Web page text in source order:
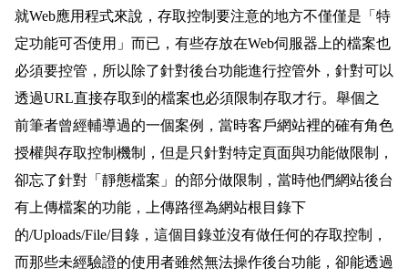
就Web應用程式來說，存取控制要注意的地方不僅僅是「特
定功能可否使用」而已，有些存放在Web伺服器上的檔案也
必須要控管，所以除了針對後台功能進行控管外，針對可以
透過URL直接存取到的檔案也必須限制存取才行。舉個之
前筆者曾經輔導過的一個案例，當時客戶網站裡的確有角色
授權與存取控制機制，但是只針對特定頁面與功能做限制，
卻忘了針對「靜態檔案」的部分做限制，當時他們網站後台
有上傳檔案的功能，上傳路徑為網站根目錄下
的/Uploads/File/目錄，這個目錄並沒有做任何的存取控制，
而那些未經驗證的使用者雖然無法操作後台功能，卻能透過